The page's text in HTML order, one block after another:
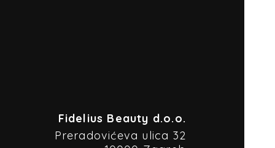
Fidelius Beauty d.o.o.
Preradovićeva ulica 32